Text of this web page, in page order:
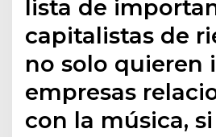
lista de
capitalistas de
no solo quieren
empresas
con la música,